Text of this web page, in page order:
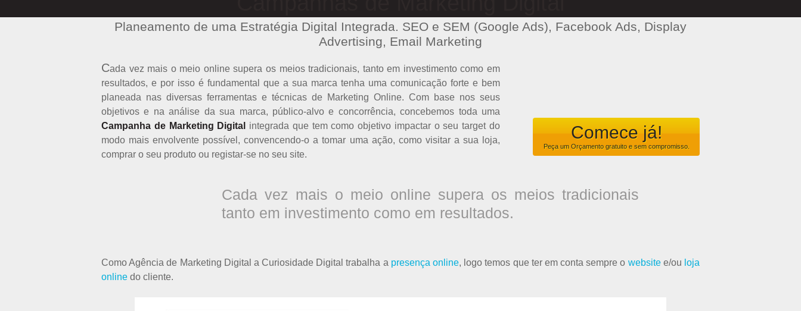
Planeamento de uma Estratégia Digital Integrada. SEO e SEM (Google Ads), Facebook Ads, Display
Advertising, Email Marketing
Comece já!
Peça um Orçamentogratuitoe sem compromisso.
Cada vez mais o meio online supera os meios tradicionais, tanto em investimento como em
resultados, e por isso é fundamental que a sua marca tenha uma comunicação forte e bem
planeada nas diversas ferramentas e técnicas de Marketing Online. Com base nos seus
objetivos e na análise da sua marca, público-alvo e concorrência, concebemos toda uma
Campanha de Marketing Digital
integrada que tem como objetivo impactar o seu target do
modo mais envolvente possível, convencendo-o a tomar uma ação, como visitar a sua loja,
comprar o seu produto ou registar-se no seu site.
Cada vez mais o meio online supera os meios tradicionais
tanto em investimento como em resultados.
Como Agência de Marketing Digital a Curiosidade Digital trabalha a presença online, logo temos que ter em conta sempre o websitee/ou loja
online do cliente.